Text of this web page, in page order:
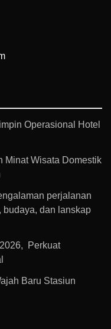
Operasional Hotel
Minat Wisata Domestik
perjalanan
budaya, dan lanskap
Perkuat
Baru Stasiun